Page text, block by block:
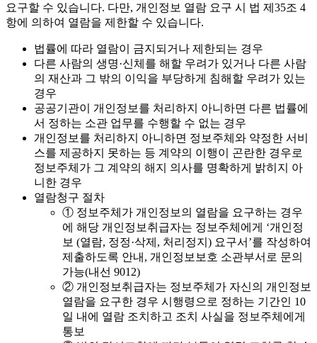
요구할 수 있습니다. 다만, 개인정보 열람 요구 시 법 제35조 4
항에 의하여 열람을 제한할 수 있습니다.
법률에 따라 열람이 금지되거나 제한되는 경우
다른 사람의 생명·신체를 해할 우려가 있거나 다른 사람
의 재산과 그 밖의 이익을 부당하게 침해할 우려가 있는
경우
공공기관이 개인정보를 처리하지 아니하면 다른 법률에
서 정하는 소관 업무를 수행할 수 없는 경우
개인정보를 처리하지 아니하면 정보주체와 약정한 서비
스를 제공하지 못하는 등 계약의 이행이 곤란한 경우로
정보주체가 그 계약의 해지 의사를 명확하게 밝히지 아
니한 경우
열람청구 절차
① 정보주체가 개인정보의 열람을 요구하는 경우
에 해당 개인정보취급자는 정보주체에게 ‘개인정
보 (열람, 정정·삭제, 처리정지) 요구서’를 작성하여
제출하도록 안내, 개인정보보호 소관부서로 문의
가능(내선 9012)
② 개인정보취급자는 정보주체가 자신의 개인정보
열람을 요구한 경우 시행령으로 정하는 기간인 10
일 내에 열람 조치하고 조치 사실을 정보주체에게
통보